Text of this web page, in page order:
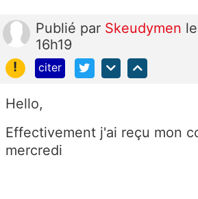
Publié par Skeudymen
16h19
!
citer
Hello,
Effectivement j'ai reçu mon
mercredi